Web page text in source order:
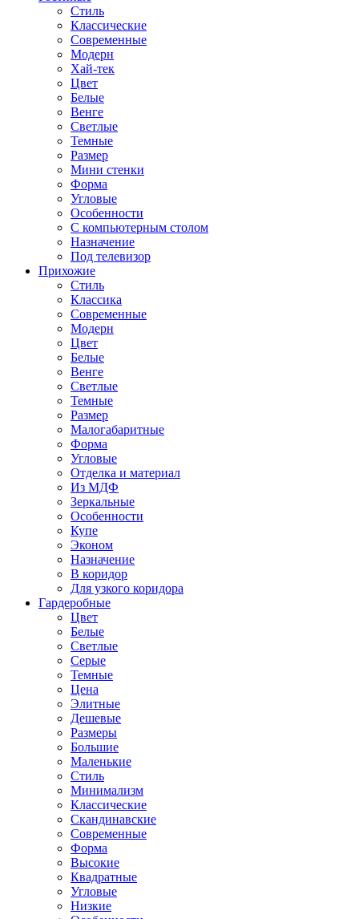
Стиль
Классические
Современные
Модерн
Хай-тек
Цвет
Белые
Венге
Светлые
Темные
Размер
Мини стенки
Форма
Угловые
Особенности
С компьютерным столом
Назначение
Под телевизор
Прихожие
Стиль
Классика
Современные
Модерн
Цвет
Белые
Венге
Светлые
Темные
Размер
Малогабаритные
Форма
Угловые
Отделка и материал
Из МДФ
Зеркальные
Особенности
Купе
Эконом
Назначение
В коридор
Для узкого коридора
Гардеробные
Цвет
Белые
Светлые
Серые
Темные
Цена
Элитные
Дешевые
Размеры
Большие
Маленькие
Стиль
Минимализм
Классические
Скандинавские
Современные
Форма
Высокие
Квадратные
Угловые
Низкие